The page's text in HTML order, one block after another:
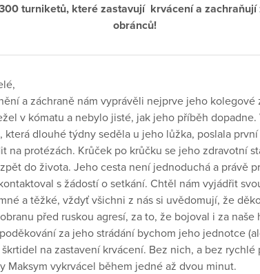
turniketů, které zastavují krvácení a zachraňují
obránců!
a záchraně nám vyprávěli nejprve jeho kolegové
v kómatu a nebylo jisté, jak jeho příběh dopadne.
která dlouhé týdny seděla u jeho lůžka, poslala první
na protézách. Krůček po krůčku se jeho zdravotní
do života. Jeho cesta není jednoduchá a právě
s žádostí o setkání. Chtěl nám vyjádřit
a těžké, vždyť všichni z nás si uvědomují, že
před ruskou agresí, za to, že bojoval i za naše
za jeho strádání bychom jeho jednotce
na zastavení krvácení. Bez nich, a bez rychlé
Maksym vykrvácel během jedné až dvou minut.